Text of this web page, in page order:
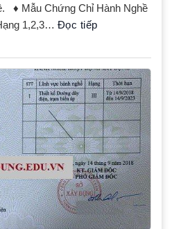
♦ Mẫu Chứng Chỉ Hành Nghề
1,2,3… Đọc tiếp